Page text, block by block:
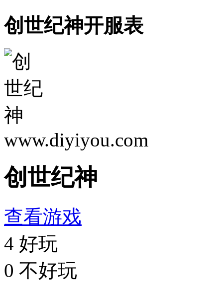
创世纪神开服表
www.diyiyou.com
创世纪神
查看游戏
4 好玩
0 不好玩